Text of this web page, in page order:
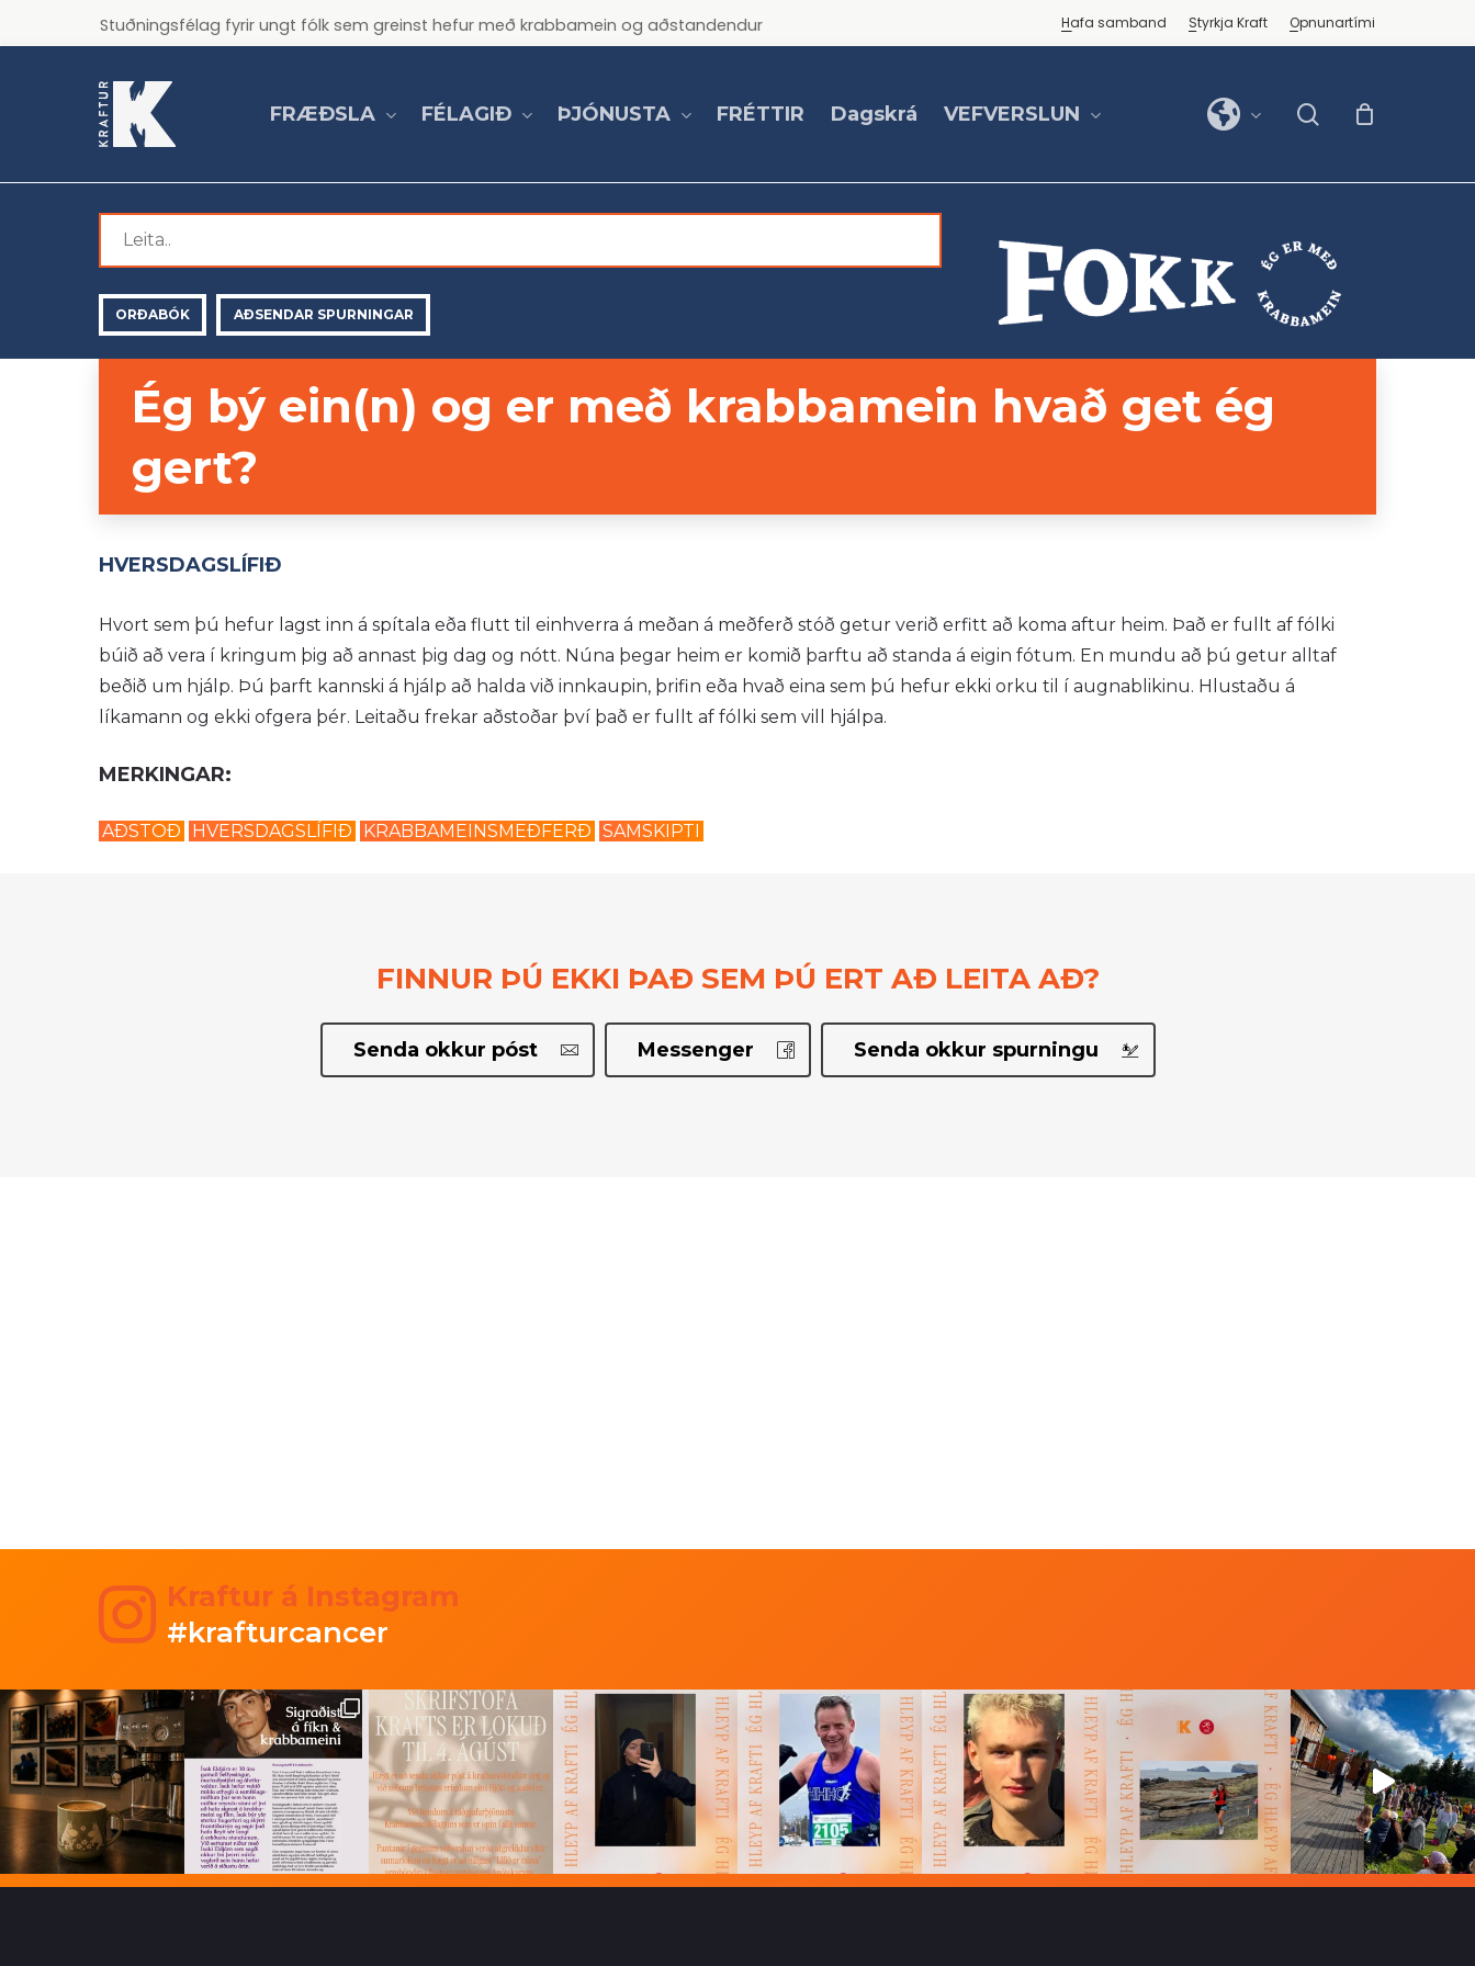
to
Stuðningsfélag fyrir ungt fólk sem greinst hefur með krabbamein og aðstandendur Hafa samband Styrkja Kraft Opnunartími
FRÆÐSLA FÉLAGIÐ ÞJÓNUSTA FRÉTTIR Dagskrá VEFVERSLUN search
Search
for:
ORÐABÓK
ORÐABÓK
AÐSENDAR SPURNINGAR
AÐSENDAR SPURNINGAR
Ég bý ein(n) og er með krabbamein hvað get ég
gert?
HVERSDAGSLÍFIÐ
Hvort sem þú hefur lagst inn á spítala eða flutt til einhverra á meðan á meðferð stóð getur verið erfitt að koma aftur heim. Það er fullt af fólki
búið að vera í kringum þig að annast þig dag og nótt. Núna þegar heim er komið þarftu að standa á eigin fótum. En mundu að þú getur alltaf
beðið um hjálp. Þú þarft kannski á hjálp að halda við innkaupin, þrifin eða hvað eina sem þú hefur ekki orku til í augnablikinu. Hlustaðu á
líkamann og ekki ofgera þér. Leitaðu frekar aðstoðar því það er fullt af fólki sem vill hjálpa.
MERKINGAR:
AÐSTOÐ HVERSDAGSLÍFIÐ KRABBAMEINSMEÐFERÐ SAMSKIPTI
FINNUR ÞÚ EKKI ÞAÐ SEM ÞÚ ERT AÐ LEITA AÐ?
Senda okkur póst Messenger Senda okkur spurningu
Kraftur á Instagram
#krafturcancer